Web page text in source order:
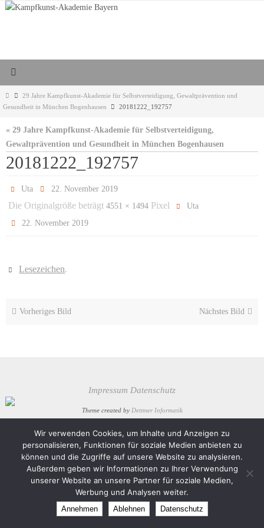
Zum
Start29 Jahre Kampfkunst-Akademie für Selbstverteidigung, Gewaltprävention und
Gesundheit in München Bogenhausen
20181222_192757
« 29 Jahre Kampfkunst-Akademie für Selbstverteidigung,
Gewaltprävention und Gesundheit in München Bogenhausen
20181222_192757
Uta 22. November 2019
Die Originalgröße beträgt 4551 × 1494 Pixel
Uta
22. November 2019
Lesezeichen.
Vorheriges Bild Nächstes Bild
Impressum Datenschutz
Theme created by Dettmer Informatik
Präsentiert von Nirvana&WordPress.
Wir verwenden Cookies, um Inhalte und Anzeigen zu
personalisieren, Funktionen für soziale Medien anbieten zu
können und die Zugriffe auf unsere Website zu analysieren.
Außerdem geben wir Informationen zu Ihrer Verwendung
unserer Website an unsere Partner für soziale Medien,
Werbung und Analysen weiter.
Annehmen Ablehnen Datenschutz